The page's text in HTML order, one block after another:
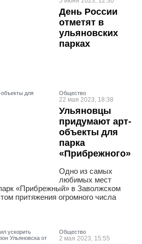
День России
отметят в
ульяновских
парках
Общество
22 мая 2023, 18:38
Ульяновцы
придумают арт-
объекты для
парка
«Прибрежного»
Одно из самых
любимых мест
«Прибрежный» в Заволжском
притяжения огромного числа
Общество
2 мая 2023, 15:55